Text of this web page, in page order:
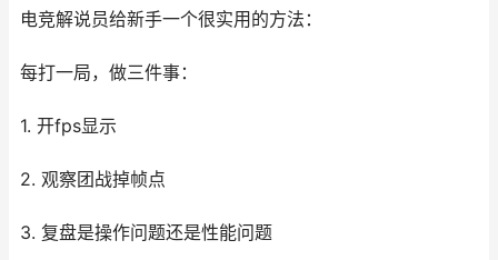
电竞解说员给新手一个很实用的方法：
每打一局，做三件事：
1. 开fps显示
2. 观察团战掉帧点
3. 复盘是操作问题还是性能问题